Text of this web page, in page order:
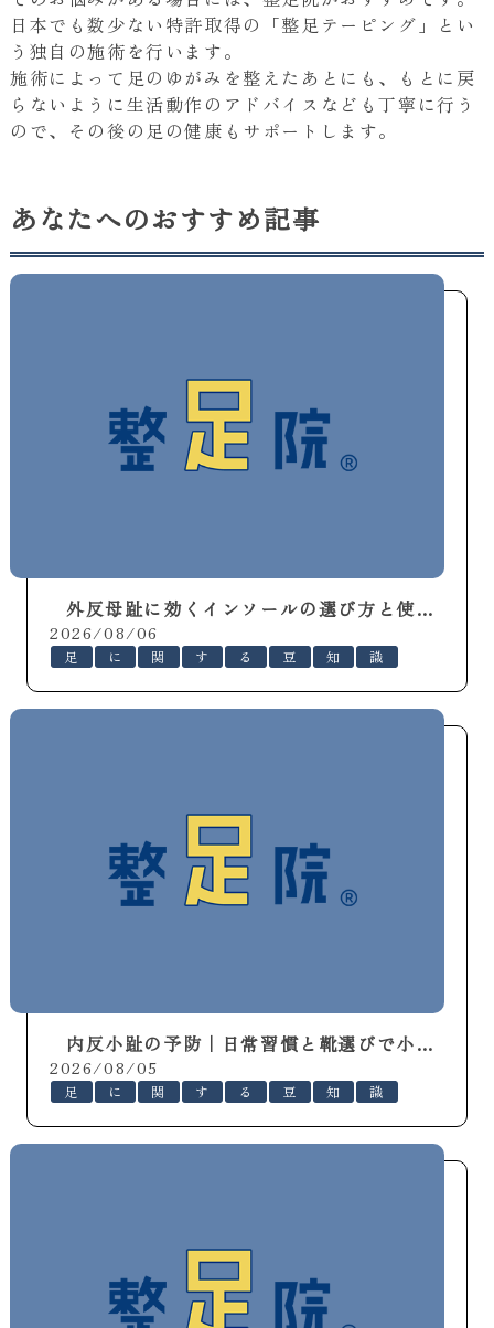
日本でも数少ない特許取得の「整足テーピング」とい
う独自の施術を行います。
施術によって足のゆがみを整えたあとにも、もとに戻
らないように生活動作のアドバイスなども丁寧に行う
ので、その後の足の健康もサポートします。
あなたへのおすすめ記事
外反母趾に効くインソールの選び方と使い方
2026/08/06
足 に 関 す る 豆 知 識
内反小趾の予防｜日常習慣と靴選びで小指を守る
2026/08/05
足 に 関 す る 豆 知 識